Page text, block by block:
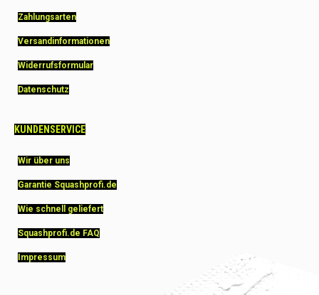
Zahlungsarten
Versandinformationen
Widerrufsformular
Datenschutz
KUNDENSERVICE
Wir über uns
Garantie Squashprofi.de
Wie schnell geliefert
Squashprofi.de FAQ
Impressum